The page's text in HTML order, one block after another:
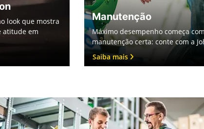
look que mostra
atitude em
Manutenção
Máximo desempenho começa
manutenção certa: conte com a
Saiba mais